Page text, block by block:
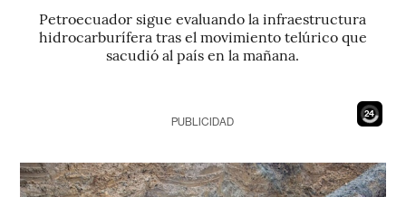
Petroecuador sigue evaluando la infraestructura
hidrocarburífera tras el movimiento telúrico que
sacudió al país en la mañana.
23
PUBLICIDAD